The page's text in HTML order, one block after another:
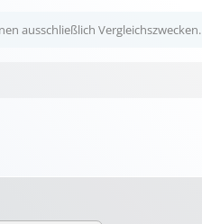
ausschließlich Vergleichszwecken.